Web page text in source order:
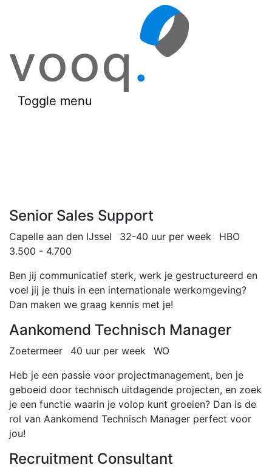
Toggle menu
Senior Sales Support
Capelle aan den IJssel 32-40 uur per week
HBO
3.500 - 4.700
Ben jij communicatief sterk, werk je gestructureerd en
voel jij je thuis in een internationale werkomgeving?
Dan maken we graag kennis met je!
Aankomend Technisch Manager
Zoetermeer 40 uur per week
WO
Heb je een passie voor projectmanagement, ben je
geboeid door technisch uitdagende projecten, en zoek
je een functie waarin je volop kunt groeien? Dan is de
rol van Aankomend Technisch Manager perfect voor
jou!
Recruitment Consultant